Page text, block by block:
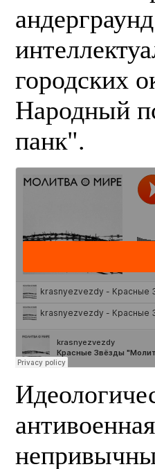
городских
Народный
панк".